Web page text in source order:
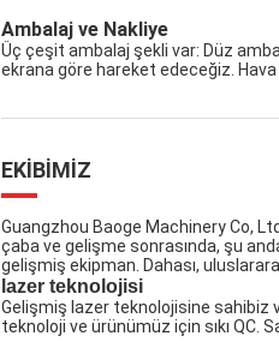
Ambalaj ve Nakliye
Üç çeşit ambalaj şekli var: Düz
ekrana göre hareket edeceğiz.
EKIBIMIZ
Guangzhou Baoge Machinery Co,
çaba ve gelişme sonrasında, şu
gelişmiş ekipman. Dahası,
lazer teknolojisi
Gelişmiş lazer teknolojisine sahibiz
teknoloji ve ürünümüz için sıkı QC.